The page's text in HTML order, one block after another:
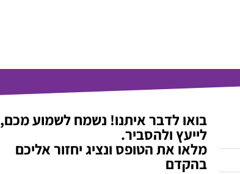
בואו לדבר איתנו! נשמח לשמוע מכם,
לייעץ ולהסביר.
מלאו את הטופס ונציג יחזור אליכם
בהקדם